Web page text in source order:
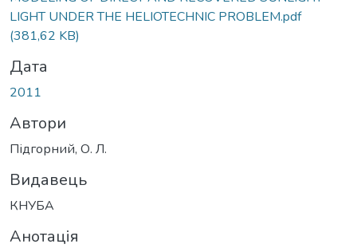
LIGHT UNDER THE HELIOTECHNIC PROBLEM.pdf
(381,62 KB)
Дата
2011
Автори
Підгорний, О. Л.
Видавець
КНУБА
Анотація